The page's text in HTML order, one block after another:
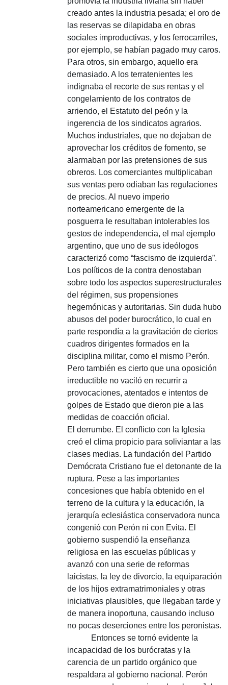
creado antes la industria pesada; el oro de
las reservas se dilapidaba en obras
sociales improductivas, y los ferrocarriles,
por ejemplo, se habían pagado muy caros.
Para otros, sin embargo, aquello era
demasiado. A los terratenientes les
indignaba el recorte de sus rentas y el
congelamiento de los contratos de
arriendo, el Estatuto del peón y la
ingerencia de los sindicatos agrarios.
Muchos industriales, que no dejaban de
aprovechar los créditos de fomento, se
alarmaban por las pretensiones de sus
obreros. Los comerciantes multiplicaban
sus ventas pero odiaban las regulaciones
de precios. Al nuevo imperio
norteamericano emergente de la
posguerra le resultaban intolerables los
gestos de independencia, el mal ejemplo
argentino, que uno de sus ideólogos
caracterizó como “fascismo de izquierda”.
Los políticos de la contra denostaban
sobre todo los aspectos superestructurales
del régimen, sus propensiones
hegemónicas y autoritarias. Sin duda hubo
abusos del poder burocrático, lo cual en
parte respondía a la gravitación de ciertos
cuadros dirigentes formados en la
disciplina militar, como el mismo Perón.
Pero también es cierto que una oposición
irreductible no vaciló en recurrir a
provocaciones, atentados e intentos de
golpes de Estado que dieron pie a las
medidas de coacción oficial.
El derrumbe. El conflicto con la Iglesia
creó el clima propicio para soliviantar a las
clases medias. La fundación del Partido
Demócrata Cristiano fue el detonante de la
ruptura. Pese a las importantes
concesiones que había obtenido en el
terreno de la cultura y la educación, la
jerarquía eclesiástica conservadora nunca
congenió con Perón ni con Evita. El
gobierno suspendió la enseñanza
religiosa en las escuelas públicas y
avanzó con una serie de reformas
laicistas, la ley de divorcio, la equiparación
de los hijos extramatrimoniales y otras
iniciativas plausibles, que llegaban tarde y
de manera inoportuna, causando incluso
no pocas deserciones entre los peronistas.
Entonces se tornó evidente la
incapacidad de los burócratas y la
carencia de un partido orgánico que
respaldara al gobierno nacional. Perón